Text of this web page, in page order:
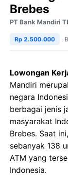
Brebes
PT Bank Mandiri
Rp 2.500.000
Lowongan
Mandiri
negara
berbagai jenis
masyarakat
Brebes. Saat
sebanyak 138
ATM yang
Indonesia.